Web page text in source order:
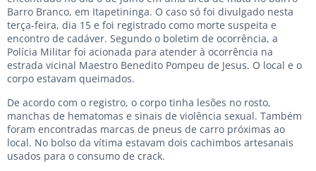
Barro Branco, em Itapetininga. O caso só foi divulgado nesta
terça-feira, dia 15 e foi registrado como morte suspeita e
encontro de cadáver. Segundo o boletim de ocorrência, a
Polícia Militar foi acionada para atender à ocorrência na
estrada vicinal Maestro Benedito Pompeu de Jesus. O local e o
corpo estavam queimados.
De acordo com o registro, o corpo tinha lesões no rosto,
manchas de hematomas e sinais de violência sexual. Também
foram encontradas marcas de pneus de carro próximas ao
local. No bolso da vítima estavam dois cachimbos artesanais
usados para o consumo de crack.